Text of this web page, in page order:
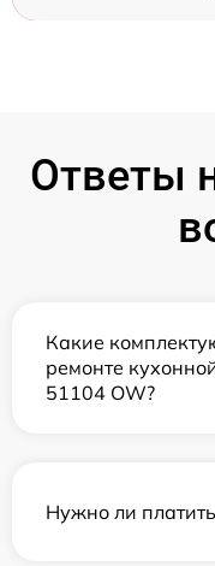
Ответы
Какие
ремонте
51104 OW?
Нужно ли